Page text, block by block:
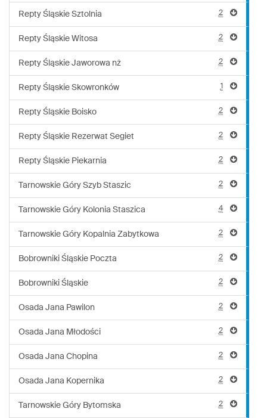
Repty Śląskie Sztolnia 2
Repty Śląskie Witosa 2
Repty Śląskie Jaworowa nż 2
Repty Śląskie Skowronków 1
Repty Śląskie Boisko 2
Repty Śląskie Rezerwat Segiet 2
Repty Śląskie Piekarnia 2
Tarnowskie Góry Szyb Staszic 2
Tarnowskie Góry Kolonia Staszica 4
Tarnowskie Góry Kopalnia Zabytkowa 2
Bobrowniki Śląskie Poczta 2
Bobrowniki Śląskie 2
Osada Jana Pawilon 2
Osada Jana Młodości 2
Osada Jana Chopina 2
Osada Jana Kopernika 2
Tarnowskie Góry Bytomska 2